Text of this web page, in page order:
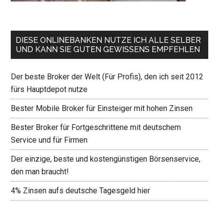
DIESE ONLINEBANKEN NUTZE ICH ALLE SELBER
UND KANN SIE GUTEN GEWISSENS EMPFEHLEN
Der beste Broker der Welt (Für Profis), den ich seit 2012
fürs Hauptdepot nutze
Bester Mobile Broker für Einsteiger mit hohen Zinsen
Bester Broker für Fortgeschrittene mit deutschem
Service und für Firmen
Der einzige, beste und kostengünstigen Börsenservice,
den man braucht!
4% Zinsen aufs deutsche Tagesgeld hier